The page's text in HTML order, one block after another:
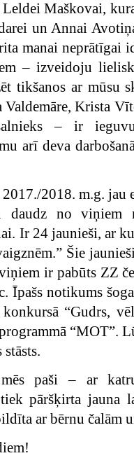
Leldei Maškovai,
un Annai
manai neprātīgai
– izveidoju
tikšanos ar mūsu
Krista
– ir
arī deva
2018. m.g. jau
daudz no viņiem
Ir 24 jaunieši, ar
Šie
ir pabūts ZZ
Īpašs notikums
“Gudrs,
“MOT”.
paši – ar
pāršķirta jauna
ar bērnu čalām